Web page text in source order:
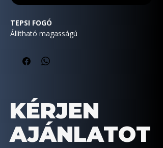
TEPSI FOGÓ
Állítható magasságú
KÉRJEN
AJÁNLATOT